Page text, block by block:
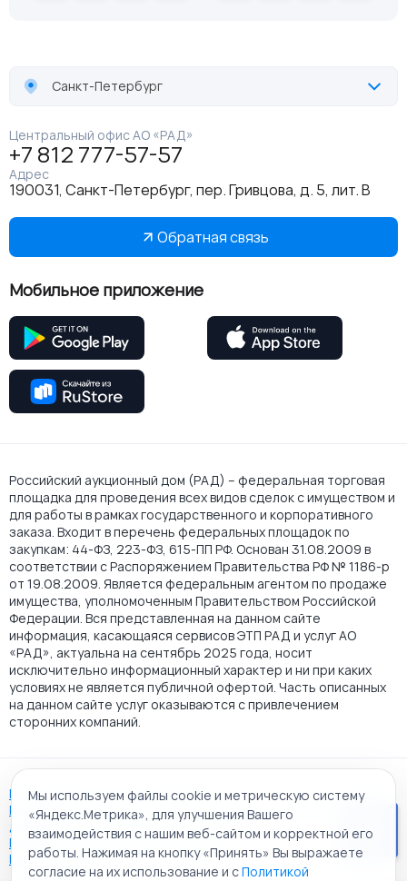
Санкт-Петербург
Центральный офис АО «РАД»
+7 812 777-57-57
Адрес
190031, Санкт-Петербург, пер. Гривцова, д. 5, лит. В
Обратная связь
Мобильное приложение
Российский аукционный дом (РАД) – федеральная торговая
площадка для проведения всех видов сделок с имуществом и
для работы в рамках государственного и корпоративного
заказа. Входит в перечень федеральных площадок по
закупкам: 44-ФЗ, 223-ФЗ, 615-ПП РФ. Основан 31.08.2009 в
соответствии с Распоряжением Правительства РФ № 1186-р
от 19.08.2009. Является федеральным агентом по продаже
имущества, уполномоченным Правительством Российской
Федерации. Вся представленная на данном сайте
информация, касающаяся сервисов ЭТП РАД и услуг АО
«РАД», актуальна на сентябрь 2025 года, носит
исключительно информационный характер и ни при каких
условиях не является публичной офертой. Часть описанных
на данном сайте услуг оказываются с привлечением
сторонних компаний.
Пользовательское соглашение
Политика АО "РАД" в отношении обработки персональных
данных
Политика обработки файлов cookie
Карта сайта
Мы используем файлы cookie и метрическую систему
«Яндекс.Метрика», для улучшения Вашего
взаимодействия с нашим веб-сайтом и корректной его
работы. Нажимая на кнопку «Принять» Вы выражаете
согласие на их использование и сПолитикой